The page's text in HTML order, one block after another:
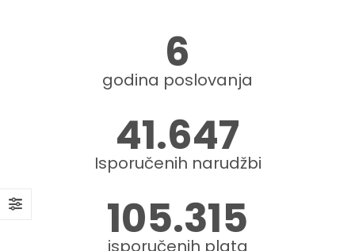
6
godina poslovanja
48.759
Isporučenih narudžbi
105.315
isporučenih plata